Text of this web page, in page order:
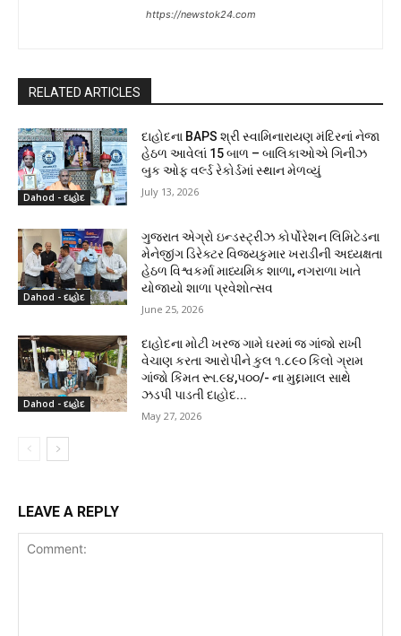
https://newstok24.com
RELATED ARTICLES
Dahod - દાહોદ
દાહોદના BAPS શ્રી સ્વામિનારાયણ મંદિરનાં નેજા
હેઠળ આવેલાં 15 બાળ – બાલિકાઓએ ગિનીઝ
બુક ઓફ વર્લ્ડ રેકોર્ડમાં સ્થાન મેળવ્યું
July 13, 2026
Dahod - દાહોદ
ગુજરાત એગ્રો ઇન્ડસ્ટ્રીઝ કોર્પોરેશન લિમિટેડના
મેનેજીંગ ડિરેક્ટર વિજયકુમાર ખરાડીની અધ્યક્ષતા
હેઠળ વિશ્વકર્મા માધ્યમિક શાળા, નગરાળા ખાતે
યોજાયો શાળા પ્રવેશોત્સવ
June 25, 2026
Dahod - દાહોદ
દાહોદના મોટી ખરજ ગામે ઘરમાં જ ગાંજો રાખી
વેચાણ કરતા આરોપીને કુલ ૧.૮૯૦ કિલો ગ્રામ
ગાંજો કિંમત રૂા.૯૪,૫૦૦/- ના મુદ્દામાલ સાથે
ઝડપી પાડતી દાહોદ...
May 27, 2026
LEAVE A REPLY